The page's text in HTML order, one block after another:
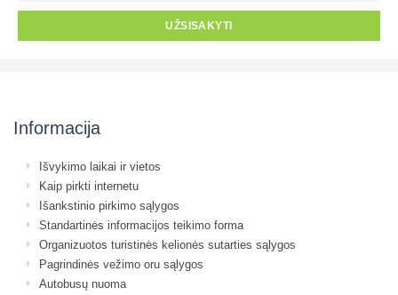
UŽSISAKYTI
Informacija
Išvykimo laikai ir vietos
Kaip pirkti internetu
Išankstinio pirkimo sąlygos
Standartinės informacijos teikimo forma
Organizuotos turistinės kelionės sutarties sąlygos
Pagrindinės vežimo oru sąlygos
Autobusų nuoma